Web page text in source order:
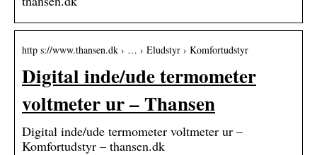
http s://www.thansen.dk › … › Eludstyr › Komfortudstyr
Digital inde/ude termometer
voltmeter ur – Thansen
Digital inde/ude termometer voltmeter ur –
Komfortudstyr – thansen.dk